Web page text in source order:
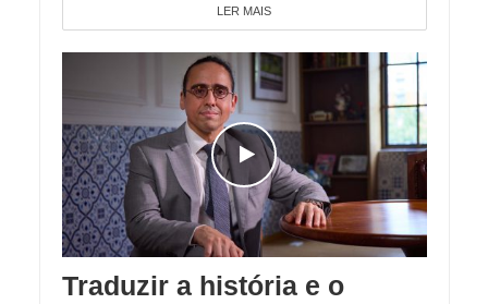
LER MAIS
Traduzir a história e o